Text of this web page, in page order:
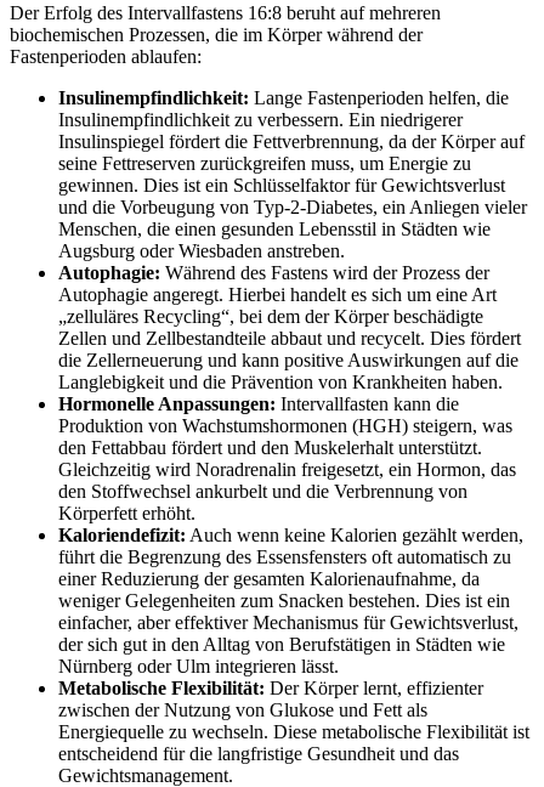
Der Erfolg des Intervallfastens 16:8 beruht auf mehreren
biochemischen Prozessen, die im Körper während der
Fastenperioden ablaufen:
Insulinempfindlichkeit: Lange Fastenperioden helfen, die
Insulinempfindlichkeit zu verbessern. Ein niedrigerer
Insulinspiegel fördert die Fettverbrennung, da der Körper auf
seine Fettreserven zurückgreifen muss, um Energie zu
gewinnen. Dies ist ein Schlüsselfaktor für Gewichtsverlust
und die Vorbeugung von Typ-2-Diabetes, ein Anliegen vieler
Menschen, die einen gesunden Lebensstil in Städten wie
Augsburg oder Wiesbaden anstreben.
Autophagie: Während des Fastens wird der Prozess der
Autophagie angeregt. Hierbei handelt es sich um eine Art
„zelluläres Recycling“, bei dem der Körper beschädigte
Zellen und Zellbestandteile abbaut und recycelt. Dies fördert
die Zellerneuerung und kann positive Auswirkungen auf die
Langlebigkeit und die Prävention von Krankheiten haben.
Hormonelle Anpassungen: Intervallfasten kann die
Produktion von Wachstumshormonen (HGH) steigern, was
den Fettabbau fördert und den Muskelerhalt unterstützt.
Gleichzeitig wird Noradrenalin freigesetzt, ein Hormon, das
den Stoffwechsel ankurbelt und die Verbrennung von
Körperfett erhöht.
Kaloriendefizit: Auch wenn keine Kalorien gezählt werden,
führt die Begrenzung des Essensfensters oft automatisch zu
einer Reduzierung der gesamten Kalorienaufnahme, da
weniger Gelegenheiten zum Snacken bestehen. Dies ist ein
einfacher, aber effektiver Mechanismus für Gewichtsverlust,
der sich gut in den Alltag von Berufstätigen in Städten wie
Nürnberg oder Ulm integrieren lässt.
Metabolische Flexibilität: Der Körper lernt, effizienter
zwischen der Nutzung von Glukose und Fett als
Energiequelle zu wechseln. Diese metabolische Flexibilität ist
entscheidend für die langfristige Gesundheit und das
Gewichtsmanagement.